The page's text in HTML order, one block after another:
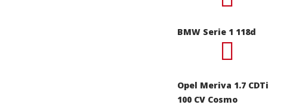
BMW Serie 1 118d
Opel Meriva 1.7 CDTi
100 CV Cosmo